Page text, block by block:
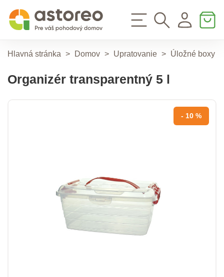
Hlavná stránka > Domov > Upratovanie > Úložné boxy a
Organizér transparentný 5 l
- 10 %